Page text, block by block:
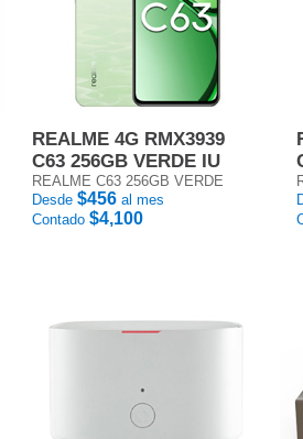
REALME 4G RMX3939
C63 256GB VERDE IU
REALME C63 256GB VERDE
Desde $456 al mes
Contado $4,100